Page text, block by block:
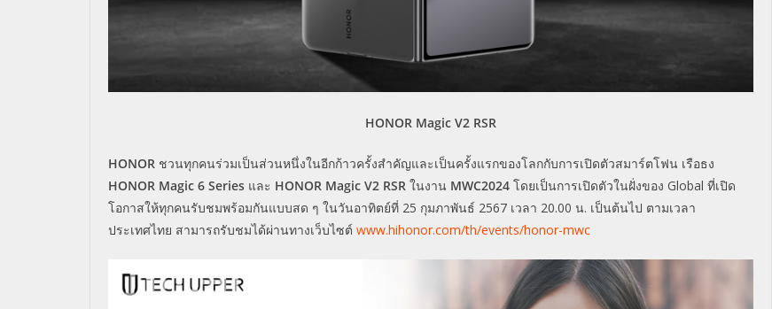
HONOR Magic V2 RSR
HONOR ชวนทุกคนร่วมเป็นส่วนหนึ่งในอีกก้าวครั้งสำคัญและเป็นครั้งแรกของโลกกับการเปิดตัวสมาร์ตโฟน เรือธง
HONOR Magic 6 Series และ HONOR Magic V2 RSR ในงาน MWC2024 โดยเป็นการเปิดตัวในฝั่งของ Global ที่เปิด
โอกาสให้ทุกคนรับชมพร้อมกันแบบสด ๆ ในวันอาทิตย์ที่ 25 กุมภาพันธ์ 2567 เวลา 20.00 น. เป็นต้นไป ตามเวลา
ประเทศไทย สามารถรับชมได้ผ่านทางเว็บไซต์ www.hihonor.com/th/events/honor-mwc